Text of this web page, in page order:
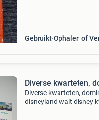
Gebruikt Ophalen of
Diverse kwarteten,
Diverse kwarteten,
disneyland walt disney